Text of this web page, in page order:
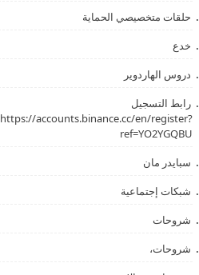
حلقات متخصيصي الحماية
خدع
دروس الهاردوير
رابط ‏التسجيل
‏https://accounts.binance.cc/en/register?
ref=YO2YGQBU ‏
سبايدر مان
شبكات إجتماعية
شروحات
شروحات،